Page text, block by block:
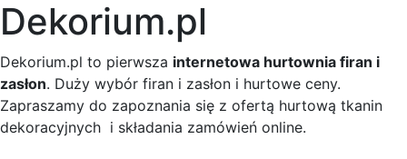
Dekorium.pl
Dekorium.pl to pierwsza internetowa hurtownia firan i
zasłon. Duży wybór firan i zasłon i hurtowe ceny.
Zapraszamy do zapoznania się z ofertą hurtową tkanin
dekoracyjnych i składania zamówień online.